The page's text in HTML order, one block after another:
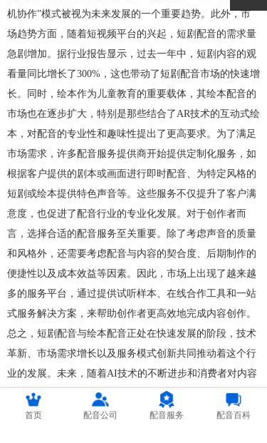
机协作”模式被视为未来发展的一个重要趋势。此外，市
场趋势方面，随着短视频平台的兴起，短剧配音的需求量
急剧增加。据行业报告显示，过去一年中，短剧内容的观
看量同比增长了300%，这也带动了短剧配音市场的快速增
长。同时，绘本作为儿童教育的重要载体，其绘本配音的
市场也在逐步扩大，特别是那些结合了AR技术的互动式绘
本，对配音的专业性和趣味性提出了更高要求。为了满足
市场需求，许多配音服务提供商开始提供定制化服务，如
根据客户提供的剧本或画面进行即时配音、为特定风格的
短剧或绘本提供特色声音等。这些服务不仅提升了客户满
意度，也促进了配音行业的专业化发展。对于创作者而
言，选择合适的配音服务至关重要。除了考虑声音的质量
和风格外，还需要考虑配音与内容的契合度、后期制作的
便捷性以及成本效益等因素。因此，市场上出现了越来越
多的服务平台，通过提供试听样本、在线合作工具和一站
式服务解决方案，来帮助创作者更高效地完成内容创作。
总之，短剧配音与绘本配音正处在快速发展的阶段，技术
革新、市场需求增长以及服务模式创新共同推动着这个行
业的发展。未来，随着AI技术的不断进步和消费者对内容
质量要求的提升，‘’人机协作‘’将成为常态，而专业、高
效、个性化的配音服务将成为行业的新亮点。
首页 配音公司 配音服务 配音百科